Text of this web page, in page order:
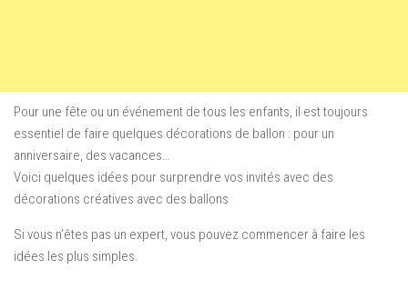
Pour une fête ou un événement de tous les enfants, il est toujours
essentiel de faire quelques décorations de ballon : pour un
anniversaire, des vacances…
Voici quelques idées pour surprendre vos invités avec des
décorations créatives avec des ballons
Si vous n’êtes pas un expert, vous pouvez commencer à faire les
idées les plus simples.